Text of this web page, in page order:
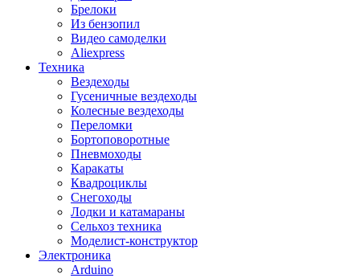
Брелоки
Из бензопил
Видео самоделки
Aliexpress
Техника
Вездеходы
Гусеничные вездеходы
Колесные вездеходы
Переломки
Бортоповоротные
Пневмоходы
Каракаты
Квадроциклы
Снегоходы
Лодки и катамараны
Сельхоз техника
Моделист-конструктор
Электроника
Arduino